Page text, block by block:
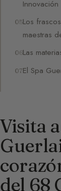
Innovación
Los
maestras
Las
El Spa
Visita
del 68